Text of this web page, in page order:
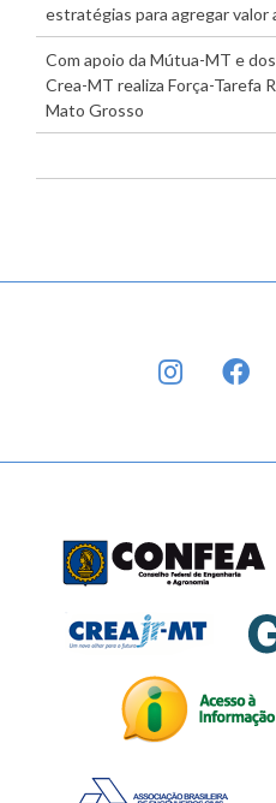
estratégias para agregar valor
Com apoio da Mútua-MT e
Crea-MT realiza Força-Tarefa
Mato Grosso
INSTAGRAM